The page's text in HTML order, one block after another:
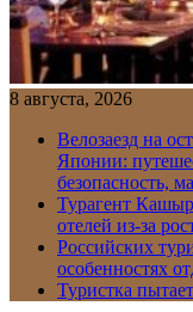
8 августа, 2026
Велозаезд на
Японии:
безопасность,
Турагент
отелей из-за
Российских
особенностях
Туристка